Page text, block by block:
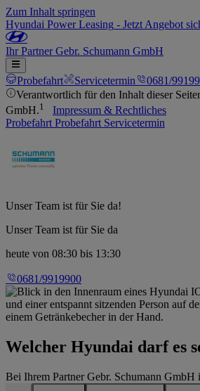
Zum Inhalt springen
Hyundai Power Leasing - Jetzt Angebot
IhrPartnerGebr. Schumann GmbH
Probefahrt Servicetermin
0681/
Verantwortlich für den Inhalt dieser
GmbH.1
Impressum & Rechtliches
Probefahrt Probefahrt Servicetermin
Unser Team ist für Sie da!
Unser Team ist für Sie da
heute von 08:30 bis 13:30
0681/9919900
Welcher Hyundai darf es
Bei Ihrem Partner Gebr. Schumann GmbH